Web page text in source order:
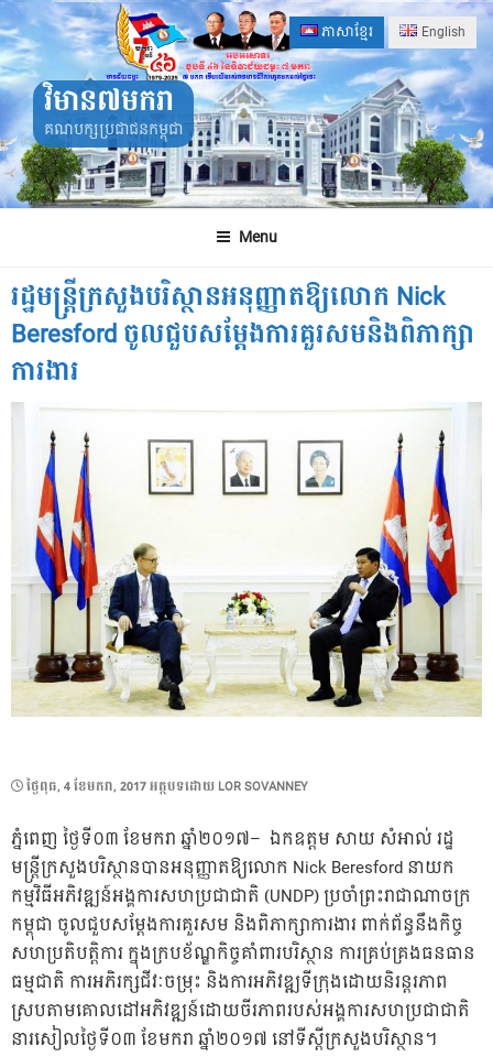
Skip
to
content
ភាសាខ្មែរ English
វិមាន៧មករា
គណបក្សប្រជាជនកម្ពុជា
Menu
រដ្ឋមន្ត្រីក្រសួងបរិស្ថានអនុញ្ញាតឱ្យលោក Nick
Beresford ចូលជួបសម្ដែងការគួរសមនិងពិភាក្សា
ការងារ
POSTED
ថ្ងៃ​ពុធ, 4 ខែ​មករា, 2017អត្ថបទដោយ LOR SOVANNEY
ភ្នំពេញ ថ្ងៃទី០៣ ខែមករា ឆ្នាំ២០១៧– ឯកឧត្ដម​ សាយ​ សំអាល់​ រដ្ឋ
មន្ត្រី​ក្រសួង​បរិស្ថាន​បាន​អនុញ្ញាត​ឱ្យ​លោក​ Nick Beresford​ នាយក​
កម្មវិធី​អភិវឌ្ឍន៍​អង្គការសហប្រជាជាតិ​ (UNDP) ប្រចាំ​ព្រះរាជាណាចក្រ
កម្ពុជា​ ចូល​ជួប​សម្ដែង​ការ​គួរសម​ និង​ពិភាក្សា​ការងារ​ ពាក់​ព័ន្ធ​នឹង​កិច្ច​
សហប្រតិបត្តិការ​ ក្នុង​ក្របខ័ណ្ឌ​កិច្ច​គាំ​ពារ​បរិស្ថាន​ ការ​គ្រប់​គ្រង​ធនធាន
ធម្មជាតិ​ ការ​អភិរក្ស​ជីវៈចម្រុះ​ និង​ការ​អភិវឌ្ឍ​ទីក្រុង​ដោយ​និរន្តរភាព​​
ស្របតាម​គោល​ដៅ​អភិវឌ្ឍន៍​ដោយ​ចីរភាព​របស់អង្គការ​សហប្រជាជាតិ​
នា​រសៀល​ថ្ងៃទី០​៣​ ខែ​មករា​ ឆ្នាំ​២០១៧​ នៅទីស្តីក្រសួង​បរិស្ថាន។